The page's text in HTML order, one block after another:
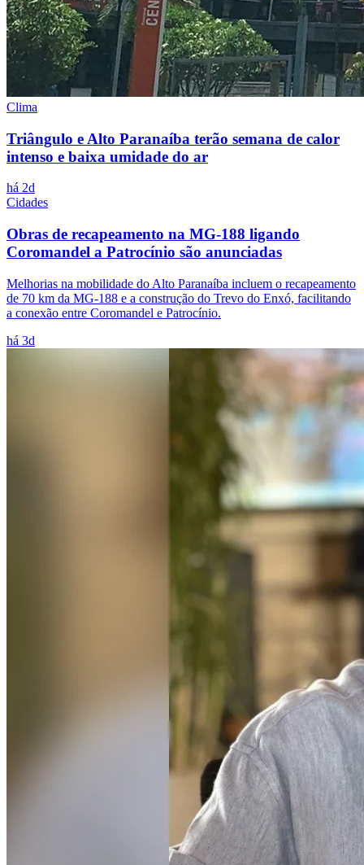
Clima
Triângulo e Alto Paranaíba terão semana de calor
intenso e baixa umidade do ar
há 2d
Cidades
Obras de recapeamento na MG-188 ligando
Coromandel a Patrocínio são anunciadas
Melhorias na mobilidade do Alto Paranaíba incluem o recapeamento
de 70 km da MG-188 e a construção do Trevo do Enxó, facilitando
a conexão entre Coromandel e Patrocínio.
há 3d